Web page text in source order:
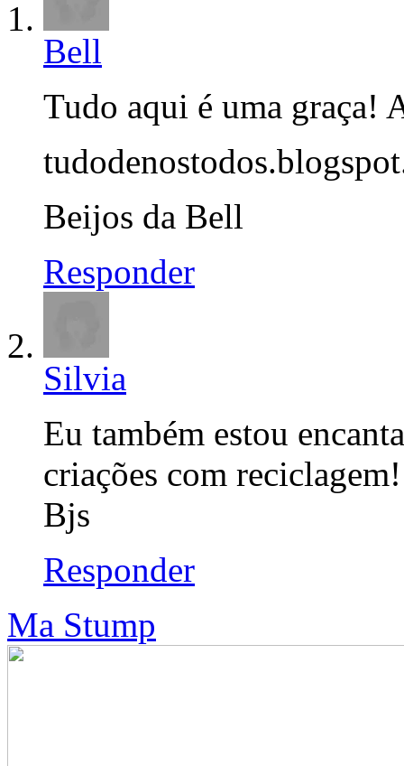
Bell
Tudo aqui é uma graça!
Beijos da Bell
Responder
Silvia
Eu também estou
criações com reciclagem!
Bjs
Responder
Ma Stump